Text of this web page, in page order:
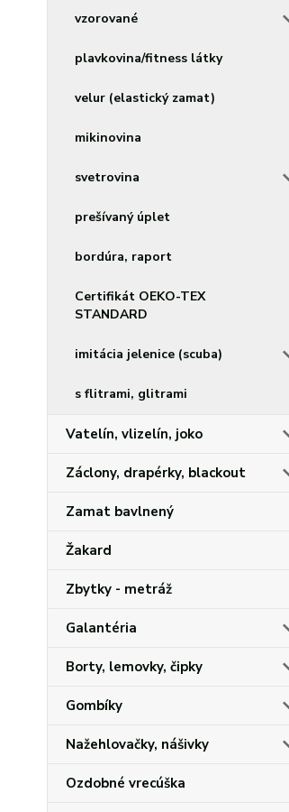
vzorované
plavkovina/fitness látky
velur (elastický zamat)
mikinovina
svetrovina
prešívaný úplet
bordúra, raport
Certifikát OEKO-TEX
STANDARD
imitácia jelenice (scuba)
s flitrami, glitrami
Vatelín, vlizelín, joko
Záclony, drapérky, blackout
Zamat bavlnený
Žakard
Zbytky - metráž
Galantéria
Borty, lemovky, čipky
Gombíky
Nažehlovačky, nášivky
Ozdobné vrecúška